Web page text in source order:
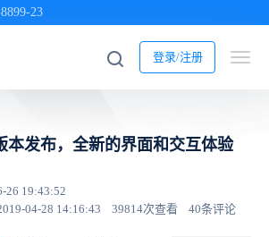
23
登录/注册
本发布，全新的界面和交互体验
26 19:43:52
04-28 14:16:43
39814次查看 40条评论